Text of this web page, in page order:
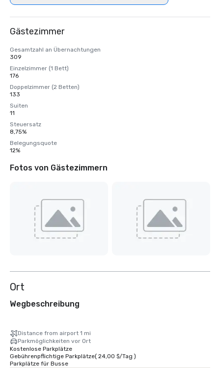
Gästezimmer
Gesamtzahl an Übernachtungen
309
Einzelzimmer (1 Bett)
176
Doppelzimmer (2 Betten)
133
Suiten
11
Steuersatz
8,75%
Belegungsquote
12%
Fotos von Gästezimmern
Ort
Wegbeschreibung
Distance from airport 1 mi
Parkmöglichkeiten vor Ort
Kostenlose Parkplätze
Gebührenpflichtige Parkplätze( 24,00 $/Tag )
Parkplätze für Busse